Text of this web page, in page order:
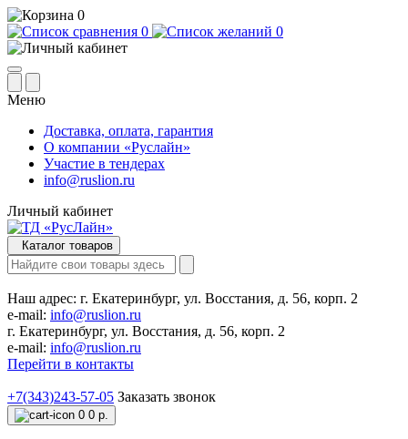
0
0
0
Меню
Доставка, оплата, гарантия
О компании «Руслайн»
Участие в тендерах
info@ruslion.ru
Личный кабинет
Каталог товаров
Наш адрес: г. Екатеринбург, ул. Восстания, д. 56, корп. 2
e-mail: info@ruslion.ru
г. Екатеринбург, ул. Восстания, д. 56, корп. 2
e-mail: info@ruslion.ru
Перейти в контакты
+7(343)243-57-05 Заказать звонок
0 0 р.